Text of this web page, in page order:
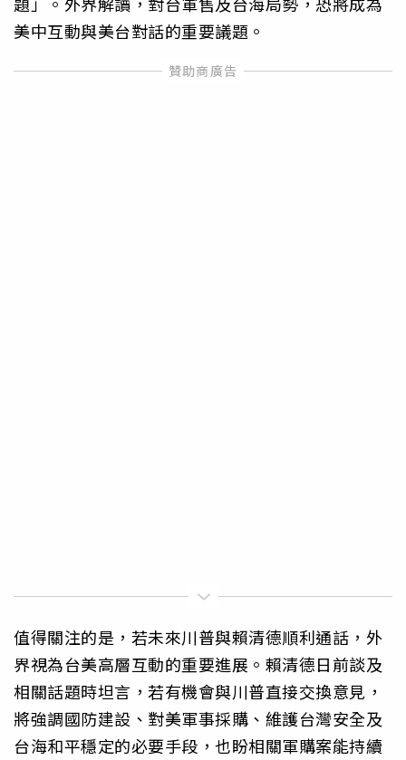
美中互動與美台對話的重要議題。
值得關注的是，若未來川普與賴清德順利通話，外
界視為台美高層互動的重要進展。賴清德日前談及
相關話題時坦言，若有機會與川普直接交換意見，
將強調國防建設、對美軍事採購、維護台灣安全及
台海和平穩定的必要手段，也盼相關軍購案能持續